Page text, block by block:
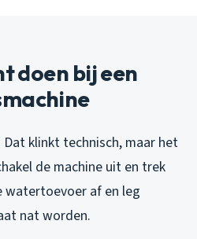
doen bij een
klinkt technisch, maar het
de machine uit en trek
watertoevoer af en leg
nat worden.